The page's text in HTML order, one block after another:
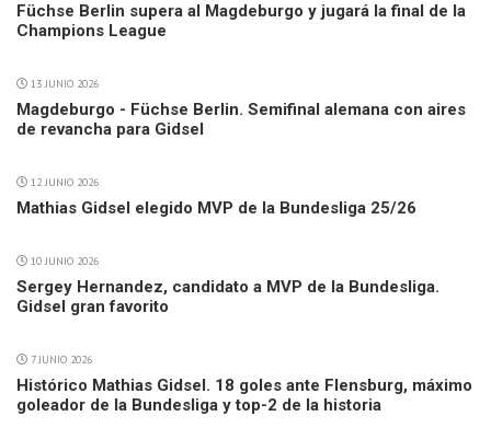
Füchse Berlin supera al Magdeburgo y jugará la final de la
Champions League
13 JUNIO 2026
Magdeburgo - Füchse Berlin. Semifinal alemana con aires
de revancha para Gidsel
12 JUNIO 2026
Mathias Gidsel elegido MVP de la Bundesliga 25/26
10 JUNIO 2026
Sergey Hernandez, candidato a MVP de la Bundesliga.
Gidsel gran favorito
7 JUNIO 2026
Histórico Mathias Gidsel. 18 goles ante Flensburg, máximo
goleador de la Bundesliga y top-2 de la historia